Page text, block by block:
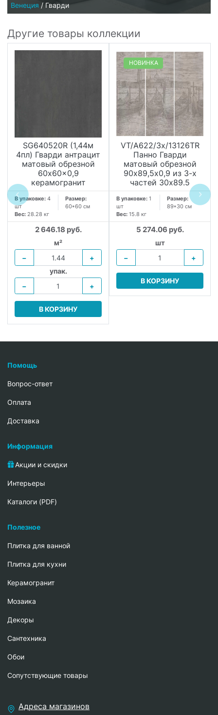
Венеция / Гварди
Другие товары коллекции
SG640520R (1,44м
4пл) Гварди антрацит
матовый обрезной
60x60x0,9
керамогранит
В упаковке: 4
шт
Размер:
60*60 см
Вес: 28.28 кг
2 646.18 руб.
м²
−
+
упак.
−
+
В КОРЗИНУ
НОВИНКА
VT/A622/3x/13126TR
Панно Гварди
матовый обрезной
90х89,5x0,9 из 3-х
частей 30x89.5
В упаковке: 1
шт
Размер:
89*30 см
Вес: 15.8 кг
5 274.06 руб.
шт
−
+
В КОРЗИНУ
Помощь
Вопрос-ответ
Oплата
Доставка
Информация
Акции и скидки
Интерьеры
Каталоги (PDF)
Полезное
Плитка для ванной
Плитка для кухни
Керамогранит
Мозаика
Декоры
Сантехника
Обои
Сопутствующие товары
Адреса магазинов